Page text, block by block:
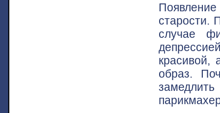
старости.
случае
красивой,
образ.